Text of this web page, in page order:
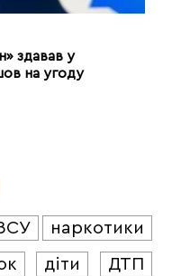
здавав у
на угоду
наркотики
діти
ДТП